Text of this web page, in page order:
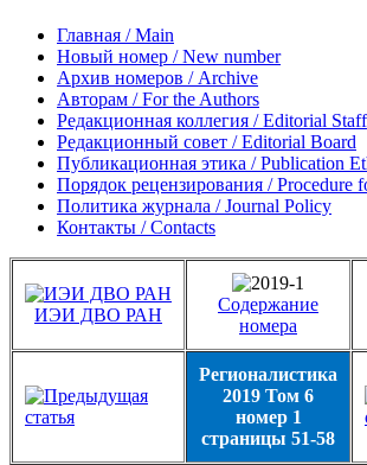
Главная / Main
Новый номер / New number
Архив номеров / Archive
Авторам / For the Authors
Редакционная коллегия / Editorial Staff
Редакционный совет / Editorial Board
Публикационная этика / Publication
Порядок рецензирования / Procedure
Политика журнала / Journal Policy
Контакты / Contacts
ИЭИ ДВО РАН
Содержание
номера
Регионалистика
2019 Том 6
номер 1
страницы 51-58